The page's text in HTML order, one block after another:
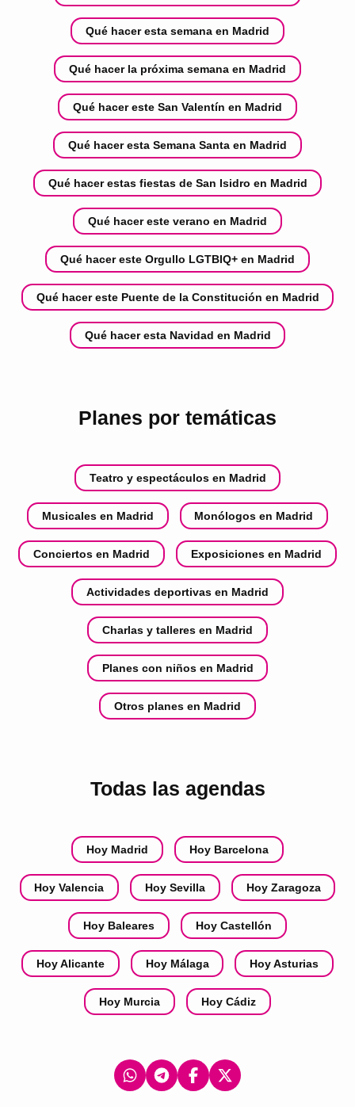
Qué hacer esta semana en Madrid
Qué hacer la próxima semana en Madrid
Qué hacer este San Valentín en Madrid
Qué hacer esta Semana Santa en Madrid
Qué hacer estas fiestas de San Isidro en Madrid
Qué hacer este verano en Madrid
Qué hacer este Orgullo LGTBIQ+ en Madrid
Qué hacer este Puente de la Constitución en Madrid
Qué hacer esta Navidad en Madrid
Planes por temáticas
Teatro y espectáculos en Madrid
Musicales en Madrid Monólogos en Madrid
Conciertos en Madrid Exposiciones en Madrid
Actividades deportivas en Madrid
Charlas y talleres en Madrid
Planes con niños en Madrid
Otros planes en Madrid
Todas las agendas
Hoy Madrid Hoy Barcelona
Hoy Valencia Hoy Sevilla Hoy Zaragoza
Hoy Baleares Hoy Castellón
Hoy Alicante Hoy Málaga Hoy Asturias
Hoy Murcia Hoy Cádiz